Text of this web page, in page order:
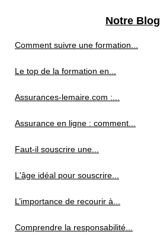
Notre Blog
Comment suivre une formation...
Le top de la formation en...
Assurances-lemaire.com :...
Assurance en ligne : comment...
Faut-il souscrire une...
L'âge idéal pour souscrire...
L’importance de recourir à...
Comprendre la responsabilité...